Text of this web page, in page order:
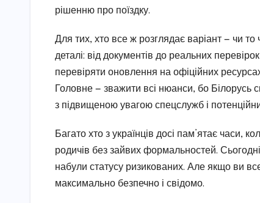
рішенню про поїздку.
Для тих, хто все ж розглядає варіант — чи то
деталі: від документів до реальних
перевіряти оновлення на офіційних
Головне — зважити всі нюанси, бо Білорусь
з підвищеною увагою спецслужб і
Багато хто з українців досі пам’ятає часи,
родичів без зайвих формальностей.
набули статусу ризикованих. Але якщо ви
максимально безпечно і свідомо.